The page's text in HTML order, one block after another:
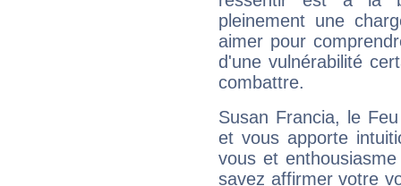
pleinement une
aimer pour
d'une vulnérabilité
combattre.
Susan Francia, le
et vous apporte
vous et
savez affirmer votre